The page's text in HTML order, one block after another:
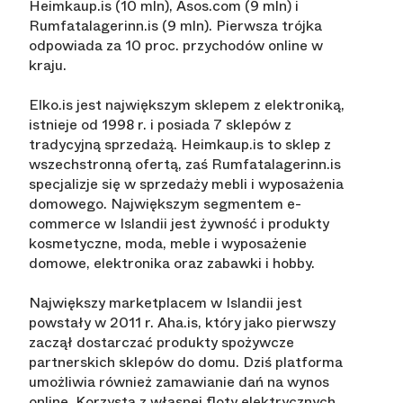
Heimkaup.is (10 mln), Asos.com (9 mln) i
Rumfatalagerinn.is (9 mln). Pierwsza trójka
odpowiada za 10 proc. przychodów online w
kraju.
Elko.is jest największym sklepem z elektroniką,
istnieje od 1998 r. i posiada 7 sklepów z
tradycyjną sprzedażą. Heimkaup.is to sklep z
wszechstronną ofertą, zaś Rumfatalagerinn.is
specjalizje się w sprzedaży mebli i wyposażenia
domowego. Największym segmentem e-
commerce w Islandii jest żywność i produkty
kosmetyczne, moda, meble i wyposażenie
domowe, elektronika oraz zabawki i hobby.
Największy marketplacem w Islandii jest
powstały w 2011 r. Aha.is, który jako pierwszy
zaczął dostarczać produkty spożywcze
partnerskich sklepów do domu. Dziś platforma
umożliwia również zamawianie dań na wynos